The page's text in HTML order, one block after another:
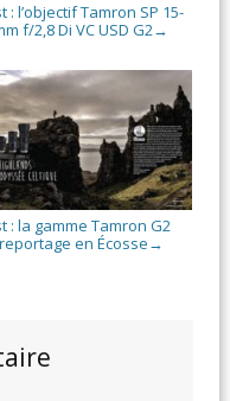
: l’objectif Tamron SP 15-
f/2,8 Di VC USD G2→
: la gamme Tamron G2
en Écosse→